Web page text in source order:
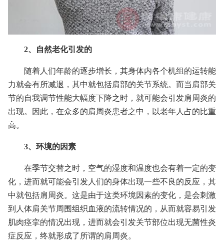
2、自然老化引发的
随着人们年龄的逐步增长，其身体内各个机组的运转能
力就会有所减退，其中就包括肩部的关节系统。而当肩部关
节的自我调节性能大幅度下降之时，就可能会引发肩周炎的
出现。因此，在众多的肩周炎患者之中，以老年人占的比重
高。
3、环境的因素
在季节交替之时，空气的湿度和温度也会有着一定的变
化，进而就可能会引发人们的身体出现一些不良的反应，其
中就包括肩周炎。这是由于这类环境因素的变化，是会刺激
到人体肩关节周围组织血液的流转情况的，从而就容易引发
肌肉痉挛的情况出现，进而就会引发关节部位出现无菌性炎
症反应，终就形成了所谓的肩周炎。